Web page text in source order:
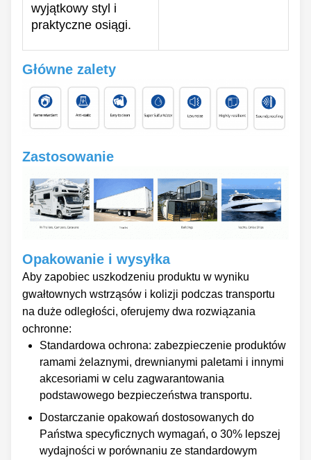
wyjątkowy styl i
praktyczne osiągi.
Główne zalety
Zastosowanie
Opakowanie i wysyłka
Aby zapobiec uszkodzeniu produktu w wyniku
gwałtownych wstrząsów i kolizji podczas transportu
na duże odległości, oferujemy dwa rozwiązania
ochronne:
Standardowa ochrona: zabezpieczenie produktów
ramami żelaznymi, drewnianymi paletami i innymi
akcesoriami w celu zagwarantowania
podstawowego bezpieczeństwa transportu.
Dostarczanie opakowań dostosowanych do
Państwa specyficznych wymagań, o 30% lepszej
wydajności w porównaniu ze standardowym